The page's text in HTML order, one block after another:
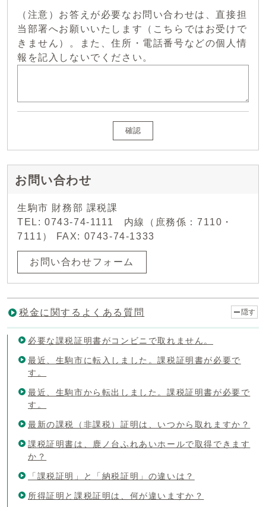
（注意）お答えが必要なお問い合わせは、直接担
当部署へお願いいたします（こちらではお受けで
きません）。また、住所・電話番号などの個人情
報を記入しないでください。
確認
お問い合わせ
生駒市 財務部 課税課
TEL: 0743-74-1111 内線（庶務係：7110・
7111） FAX: 0743-74-1333
お問い合わせフォーム
税金に関するよくある質問 隠す
必要な課税証明書がコンビニで取れません。
最近、生駒市に転入しました。課税証明書が必要で
す。
最近、生駒市から転出しました。課税証明書が必要で
す。
最新の課税（非課税）証明は、いつから取れますか？
課税証明書は、鹿ノ台ふれあいホールで取得できます
か？
「課税証明」と「納税証明」の違いは？
所得証明と課税証明は、何が違いますか？